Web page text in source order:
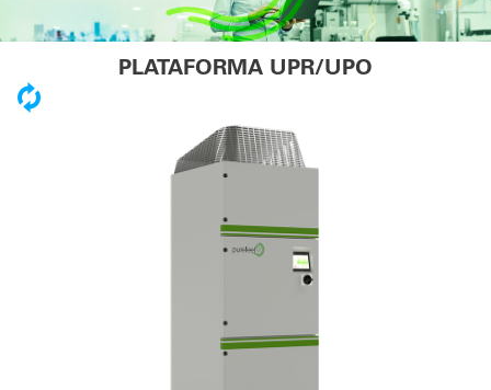
PLATAFORMA UPR/UPO